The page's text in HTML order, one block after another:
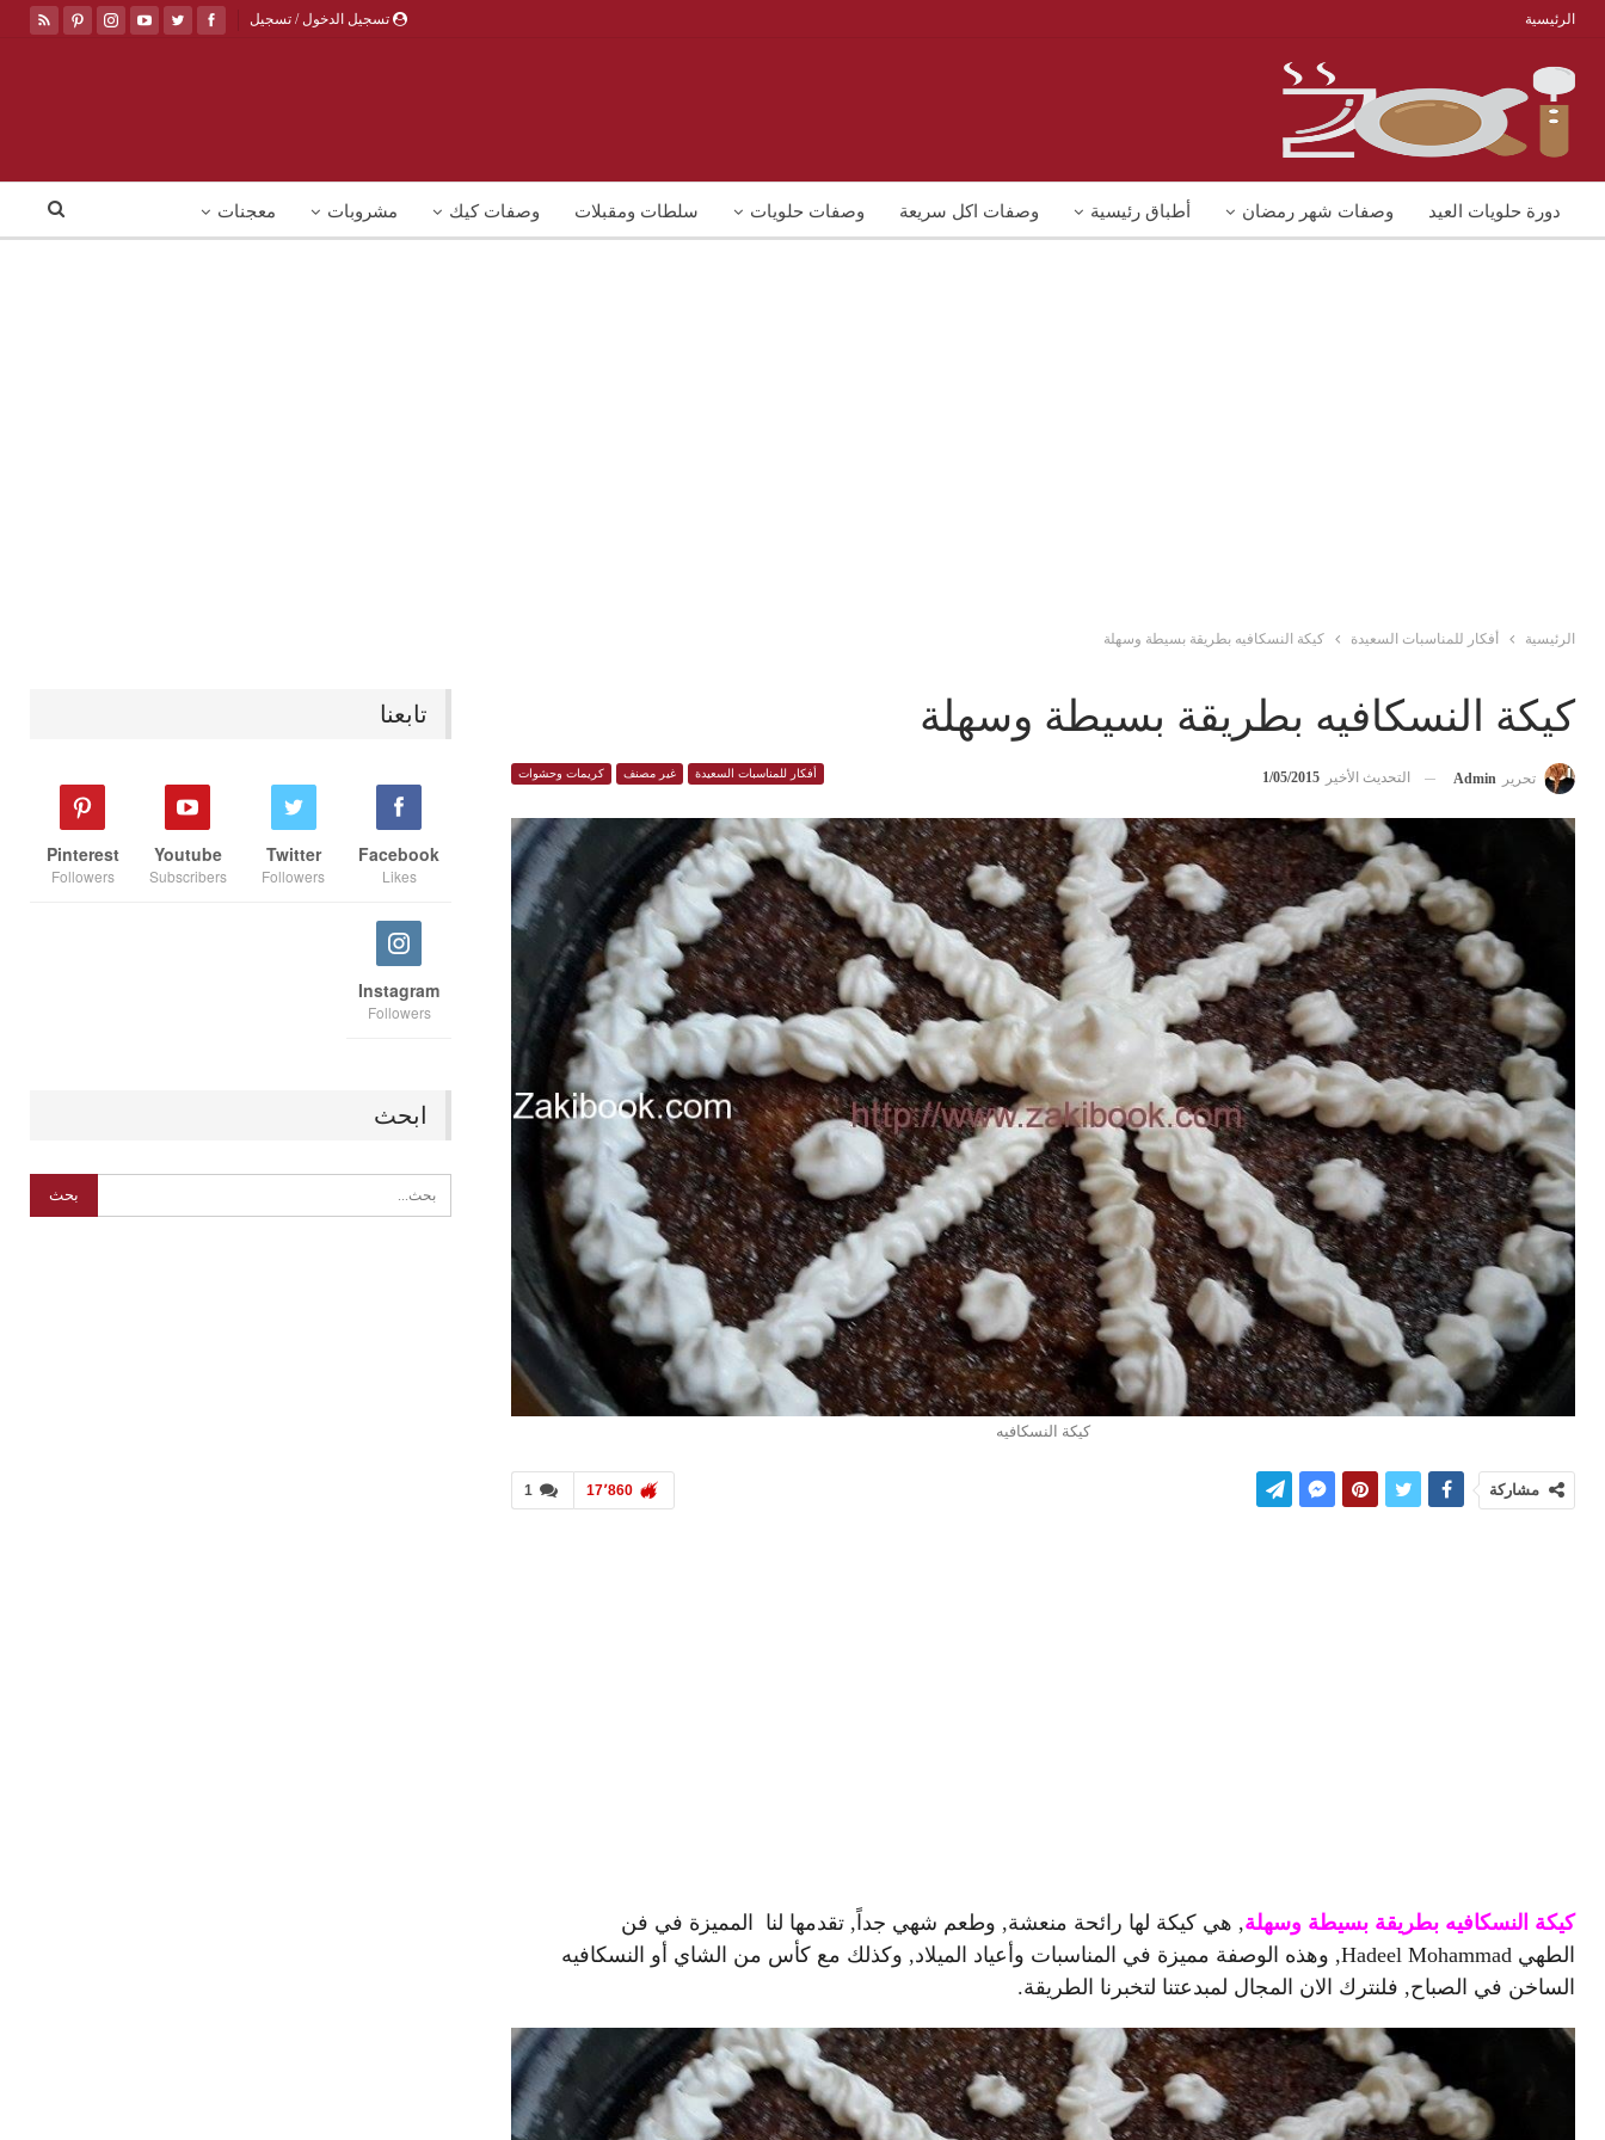
تسجيل الدخول / تسجيل الرئيسية
دورة حلويات العيد وصفات شهر رمضان أطباق رئيسية وصفات اكل سريعة وصفات حلويات سلطات ومقبلات وصفات كيك مشروبات معجنات
الرئيسية أفكار للمناسبات السعيدة كيكة النسكافيه بطريقة بسيطة وسهلة
كيكة النسكافيه بطريقة بسيطة وسهلة
أفكار للمناسبات السعيدة غير مصنف كريمات وحشوات تحرير Admin التحديث الأخير 1/05/2015
كيكة النسكافيه
1 17٬860 مشاركة
كيكة النسكافيه بطريقة بسيطة وسهلة, هي كيكة لها رائحة منعشة, وطعم شهي جداً, تقدمها لنا المميزة في فن
الطهي Hadeel Mohammad, وهذه الوصفة مميزة في المناسبات وأعياد الميلاد, وكذلك مع كأس من الشاي أو النسكافيه
الساخن في الصباح, فلنترك الان المجال لمبدعتنا لتخبرنا الطريقة.
تابعنا
Facebook
Likes
Twitter
Followers
Youtube
Subscribers
Pinterest
Followers
Instagram
Followers
ابحث